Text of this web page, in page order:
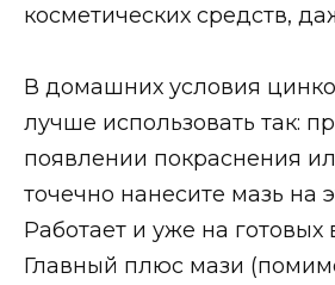
косметических средств,
В домашних условия
лучше использовать так:
появлении покраснения
точечно нанесите мазь на
Работает и уже на готовых
Главный плюс мази